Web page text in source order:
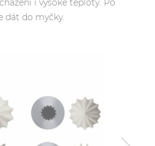
i vysoké teploty. Po
dát do myčky.